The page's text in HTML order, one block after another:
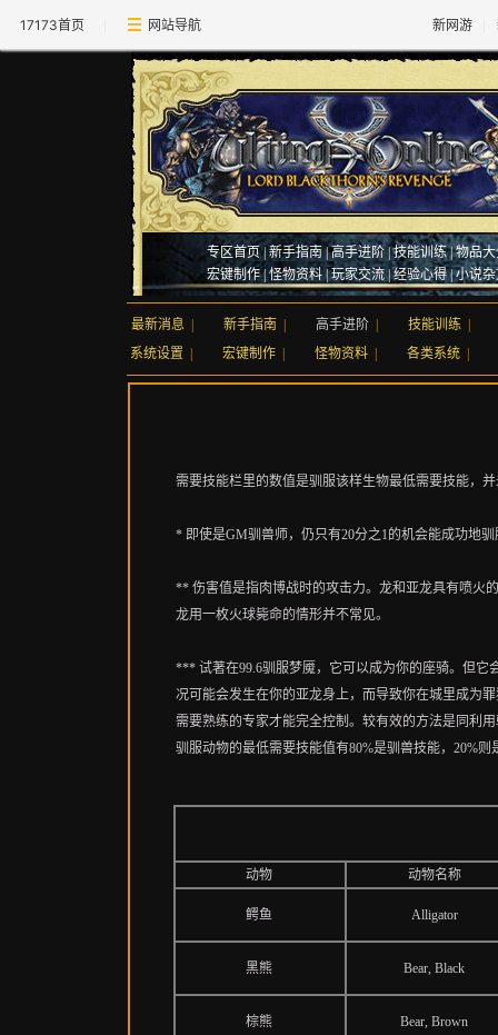
17173首页 网站导航 新网游
专区首页|新手指南 |高手进阶 |技能训练|物品
宏键制作| 怪物资料 |玩家交流 |经验心得|小说
最新消息 新手指南 高手进阶 技能训练
系统设置
宏键制作 怪物资料 各类系统
需要技能栏里的数值是驯服该样生物最低需要技能，
* 即使是GM驯兽师，仍只有20分之1的机会能成功地
** 伤害值是指肉博战时的攻击力。龙和亚龙具有喷火
龙用一枚火球毙命的情形并不常见。
*** 试著在99.6驯服梦魇，它可以成为你的座骑。但它
况可能会发生在你的亚龙身上，而导致你在城里成为
需要熟练的专家才能完全控制。较有效的方法是同利
驯服动物的最低需要技能值有80%是驯兽技能，20%则
动物 动物名称
鳄鱼 Alligator
黑熊 Bear, Black
棕熊 Bear, Brown